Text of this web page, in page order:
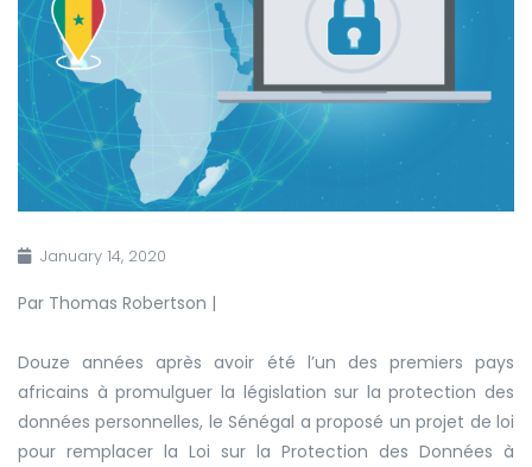
January 14, 2020
Par Thomas Robertson |
Douze années aprèsavoir été l’un des premiers pays
africains à promulguer la législation sur la protection des
données personnelles, le Sénégal a proposé un projet de loi
pour remplacer la Loi sur la Protection des Données à